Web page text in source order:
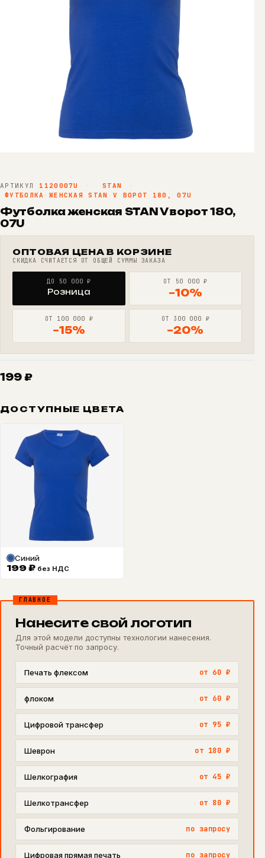
АРТИКУЛ 1120007U · STAN
·
ФУТБОЛКА ЖЕНСКАЯ STAN V ВОРОТ 180, 07U
Футболка женская STAN V ворот 180,
07U
ОПТОВАЯ ЦЕНА В КОРЗИНЕ
СКИДКА СЧИТАЕТСЯ ОТ ОБЩЕЙ СУММЫ ЗАКАЗА
ДО 50 000 ₽
Розница
ОТ 50 000 ₽
−10%
ОТ 100 000 ₽
−15%
ОТ 300 000 ₽
−20%
199 ₽
ДОСТУПНЫЕ ЦВЕТА
Синий
199₽ без НДС
ГЛАВНОЕ
Нанесите свой логотип
Для этой модели доступны технологии нанесения.
Точный расчёт по запросу.
Печать флексом от 60 ₽
флоком от 60 ₽
Цифровой трансфер от 95 ₽
Шеврон от 180 ₽
Шелкография от 45 ₽
Шелкотрансфер от 80 ₽
Фольгирование по запросу
Цифровая прямая печать по запросу